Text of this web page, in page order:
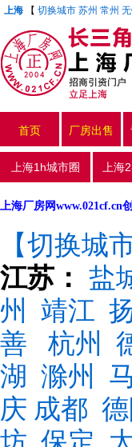
上海 【 切换城市 苏州 常州
首页 厂房出售
上海1h城市圈 上海
上海厂房网www.021cf.cn
【切换城市
江苏： 盐
州
靖江
善
杭州
湖 滁州
庆 成都